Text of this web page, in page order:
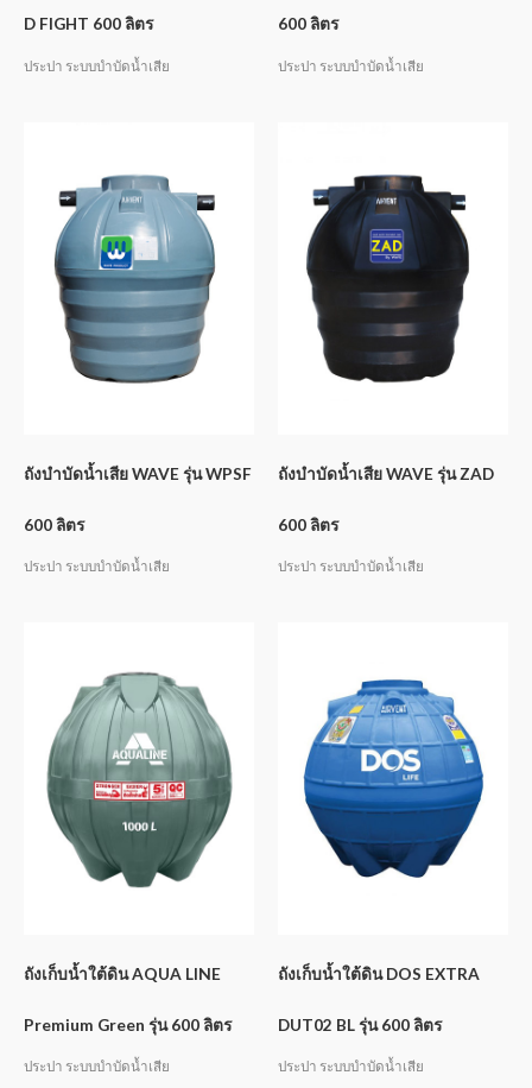
D FIGHT 600 ลิตร
ประปา ระบบบำบัดน้ำเสีย
600 ลิตร
ประปา ระบบบำบัดน้ำเสีย
ถังบำบัดน้ำเสีย WAVE รุ่น WPSF
600 ลิตร
ประปา ระบบบำบัดน้ำเสีย
ถังบำบัดน้ำเสีย WAVE รุ่น ZAD
600 ลิตร
ประปา ระบบบำบัดน้ำเสีย
ถังเก็บน้ำใต้ดิน AQUA LINE
Premium Green รุ่น 600 ลิตร
ประปา ระบบบำบัดน้ำเสีย
ถังเก็บน้ำใต้ดิน DOS EXTRA
DUT02 BL รุ่น 600 ลิตร
ประปา ระบบบำบัดน้ำเสีย